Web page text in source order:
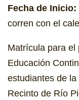
Fecha de Inicio:
corren con el
Matrícula para el
Educación
estudiantes de
Recinto de Río